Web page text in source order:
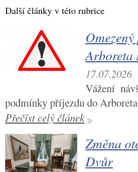
Další články v této rubrice
Arboreta
17.07.2026
Vážení
podmínky příjezdu do
Přečíst celý článek
Změna
Dvůr